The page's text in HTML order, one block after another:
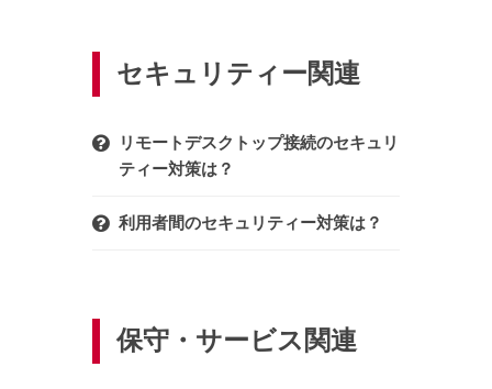
セキュリティー関連
リモートデスクトップ接続のセキュリ
ティー対策は？
利用者間のセキュリティー対策は？
保守・サービス関連